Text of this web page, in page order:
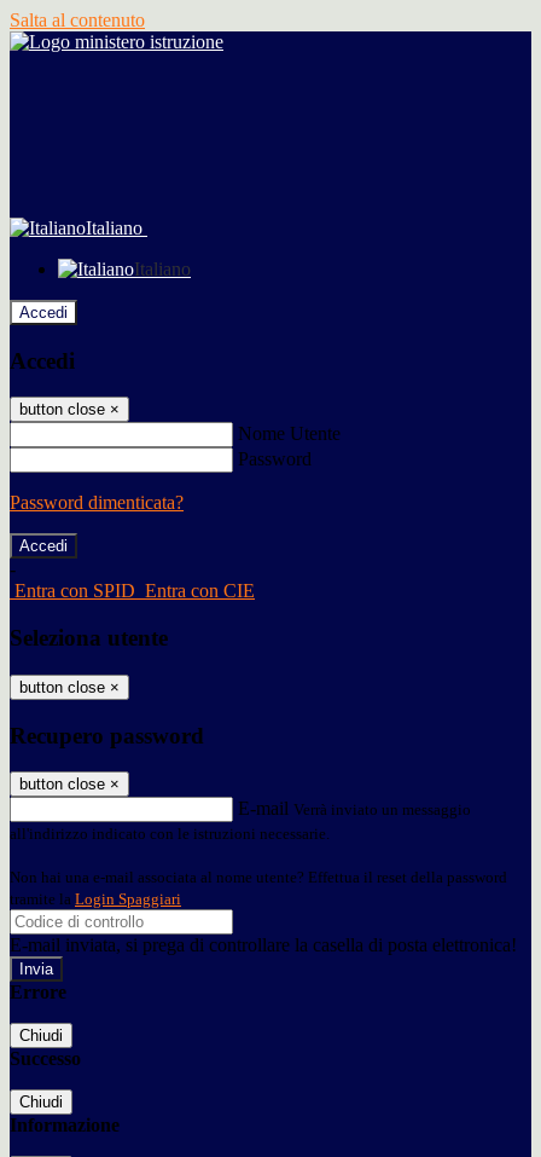
Salta al contenuto
Italiano
Italiano
Accedi
Accedi
button close ×
Nome Utente
Password
Password dimenticata?
-
Entra con SPID Entra con CIE
Seleziona utente
button close ×
Recupero password
button close ×
E-mail Verrà inviato un messaggio
all'indirizzo indicato con le istruzioni necessarie.
Non hai una e-mail associata al nome utente? Effettua il reset della password
tramite la Login Spaggiari
E-mail inviata, si prega di controllare la casella di posta elettronica!
Errore
Chiudi
Successo
Chiudi
Informazione